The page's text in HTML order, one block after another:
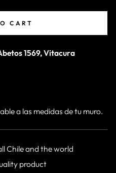
CART
1569, Vitacura
a las medidas de tu muro.
Chile and the world
product